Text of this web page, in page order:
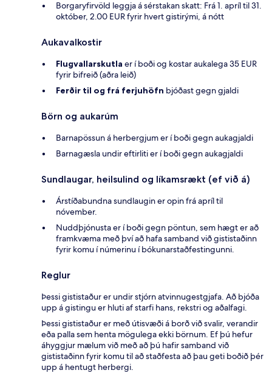
Borgaryfirvöld leggja á sérstakan skatt: Frá 1. apríl til 31.
október, 2.00 EUR fyrir hvert gistirými, á nótt
Aukavalkostir
Flugvallarskutla er í boði og kostar aukalega 35 EUR
fyrir bifreið (aðra leið)
Ferðir til og frá ferjuhöfn bjóðast gegn gjaldi
Börn og aukarúm
Barnapössun á herbergjum er í boði gegn aukagjaldi
Barnagæsla undir eftirliti er í boði gegn aukagjaldi
Sundlaugar, heilsulind og líkamsrækt (ef við á)
Árstíðabundna sundlaugin er opin frá apríl til
nóvember.
Nuddþjónusta er í boði gegn pöntun, sem hægt er að
framkvæma með því að hafa samband við gististaðinn
fyrir komu í númerinu í bókunarstaðfestingunni.
Reglur
Þessi gististaður er undir stjórn atvinnugestgjafa. Að bjóða
upp á gistingu er hluti af starfi hans, rekstri og aðalfagi.
Þessi gististaður er með útisvæði á borð við svalir, verandir
eða palla sem henta mögulega ekki börnum. Ef þú hefur
áhyggjur mælum við með að þú hafir samband við
gististaðinn fyrir komu til að staðfesta að þau geti boðið þér
upp á hentugt herbergi.